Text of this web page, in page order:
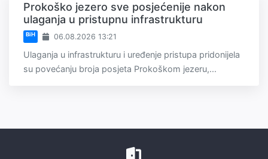
Prokoško jezero sve posjećenije nakon
ulaganja u pristupnu infrastrukturu
BiH 06.08.2026 13:21
Ulaganja u infrastrukturu i uređenje pristupa pridonijela
su povećanju broja posjeta Prokoškom jezeru,...